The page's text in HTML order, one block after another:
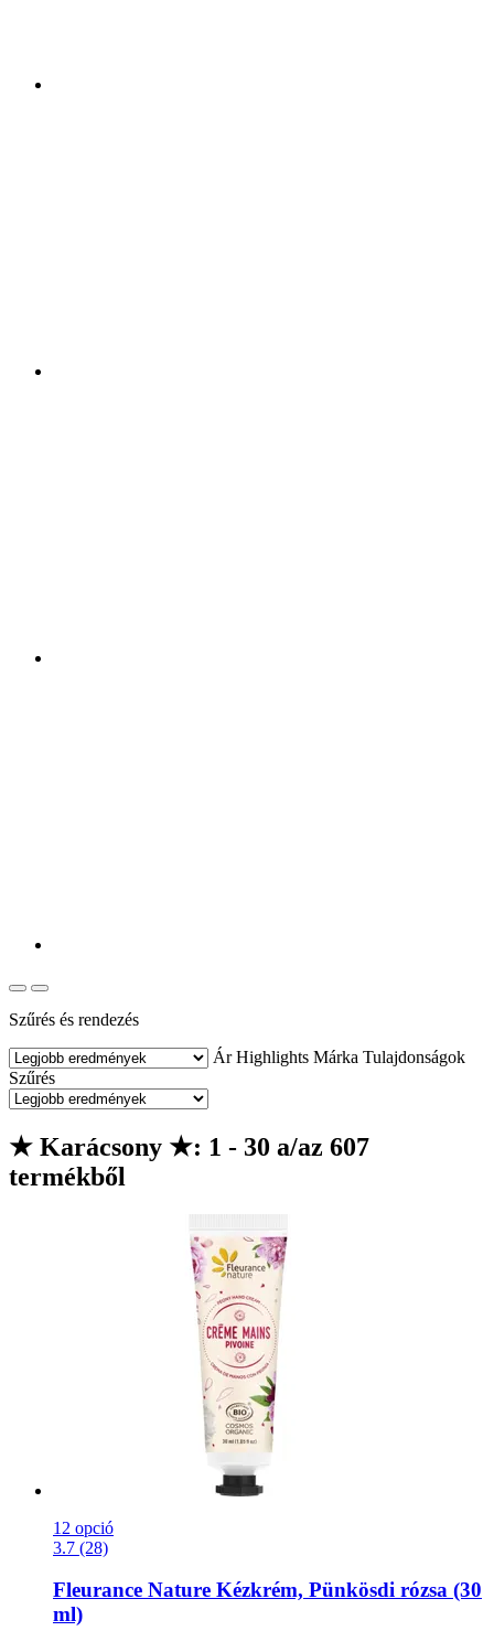
Szűrés és rendezés
Ár Highlights Márka Tulajdonságok
Szűrés
★ Karácsony ★: 1 - 30 a/az 607
termékből
12 opció
3.7 (28)
Fleurance Nature Kézkrém, Pünkösdi rózsa (30
ml)